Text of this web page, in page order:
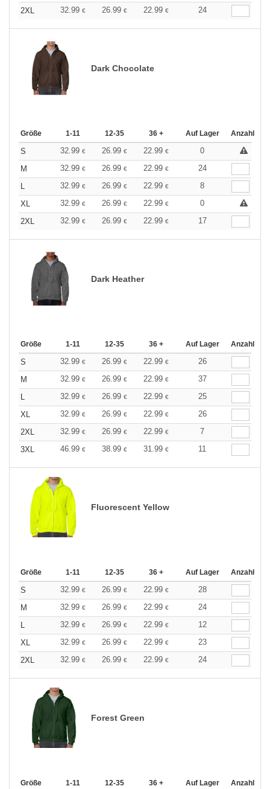
2XL 32.99 € 26.99 € 22.99 € 24
Dark Chocolate
Größe 1-11 12-35 36 + Auf Lager Anzahl
S 32.99 € 26.99 € 22.99 €
0
M
32.99 € 26.99 € 22.99 €
24
L
32.99 € 26.99 € 22.99 €
8
XL
32.99 € 26.99 € 22.99 €
0
2XL
32.99 € 26.99 € 22.99 € 17
Dark Heather
Größe 1-11 12-35 36 + Auf Lager Anzahl
S 32.99 € 26.99 € 22.99 €
26
M
32.99 € 26.99 € 22.99 €
37
L
32.99 € 26.99 € 22.99 €
25
XL
32.99 € 26.99 € 22.99 €
26
2XL
32.99 € 26.99 € 22.99 €
7
3XL
46.99 € 38.99 € 31.99 € 11
Fluorescent Yellow
Größe 1-11 12-35 36 + Auf Lager Anzahl
S 32.99 € 26.99 € 22.99 €
28
M
32.99 € 26.99 € 22.99 €
24
L
32.99 € 26.99 € 22.99 €
12
XL
32.99 € 26.99 € 22.99 €
23
2XL
32.99 € 26.99 € 22.99 € 24
Forest Green
Größe 1-11 12-35 36 + Auf Lager Anzahl